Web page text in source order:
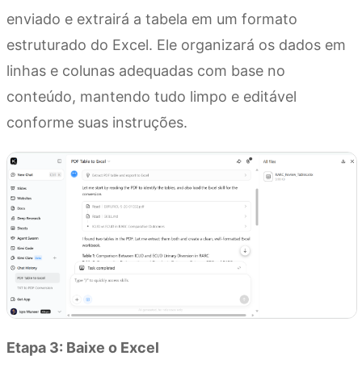
enviado e extrairá a tabela em um formato
estruturado do Excel. Ele organizará os dados em
linhas e colunas adequadas com base no
conteúdo, mantendo tudo limpo e editável
conforme suas instruções.
Etapa 3: Baixe o Excel